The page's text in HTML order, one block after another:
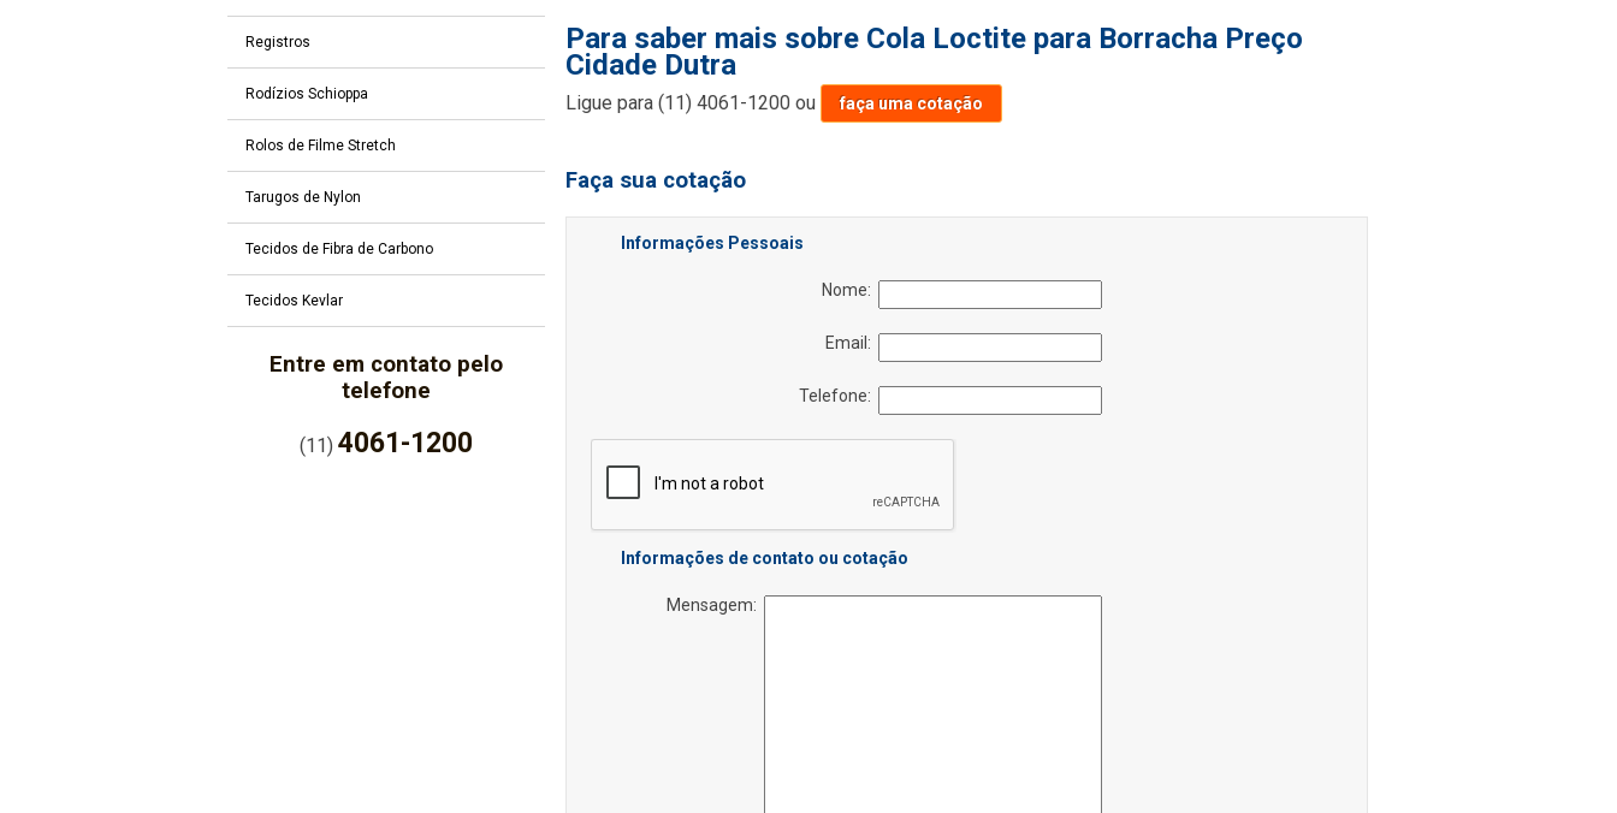
Registros
Rodízios Schioppa
Rolos de Filme Stretch
Tarugos de Nylon
Tecidos de Fibra de Carbono
Tecidos Kevlar
Entre em contato pelo
telefone
(11)4061-1200
Para saber mais sobre Cola Loctite para Borracha Preço
Cidade Dutra
Ligue para(11) 4061-1200 ou faça uma cotação
Faça sua cotação
Informações Pessoais
Nome:
Email:
Telefone:
Informações de contato ou cotação
Mensagem: